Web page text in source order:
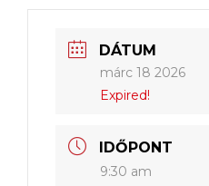
DÁTUM
márc 18 2026
Expired!
IDŐPONT
9:30 am